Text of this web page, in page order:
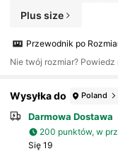
Plus size
Przewodnik po
Nie twój rozmiar? Powiedz
Wysyłka do Poland
Darmowa Dostawa
200 punktów, w
Się 19